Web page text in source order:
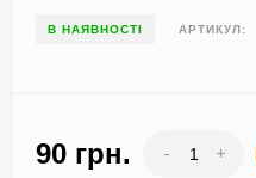
В НАЯВНОСТІ АРТИКУЛ:
90 грн. - +